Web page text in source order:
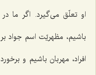
او تعلّق می‌گیرد. اگر ما
باشیم، مظهریّت اسم جواد
افراد، مهربان باشیم و